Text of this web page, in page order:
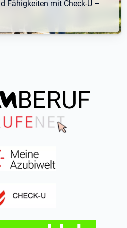
Fähigkeiten mit Check-U –